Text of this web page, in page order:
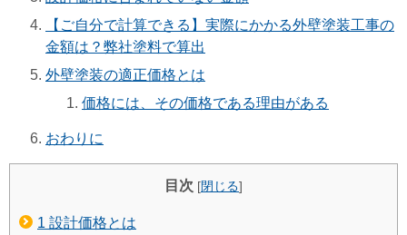
【ご自分で計算できる】実際にかかる外壁塗装工事の
金額は？弊社塗料で算出
外壁塗装の適正価格とは
価格には、その価格である理由がある
おわりに
目次 [閉じる]
1 設計価格とは